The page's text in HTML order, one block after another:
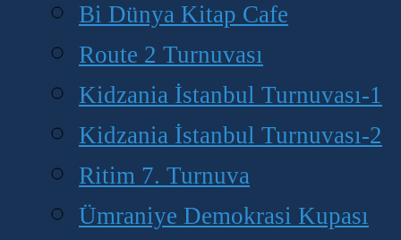
Bi Dünya Kitap Cafe
Route 2 Turnuvası
Kidzania İstanbul Turnuvası-1
Kidzania İstanbul Turnuvası-2
Ritim 7. Turnuva
Ümraniye Demokrasi Kupası